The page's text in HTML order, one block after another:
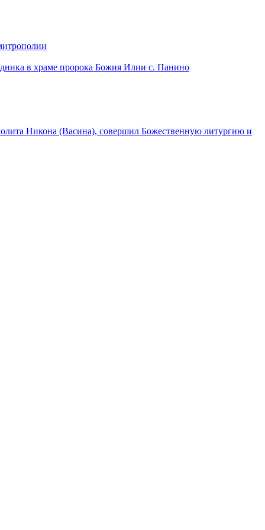
в храме пророка Божия Илии с. Панино
Никона (Васина), совершил Божественную литургию и